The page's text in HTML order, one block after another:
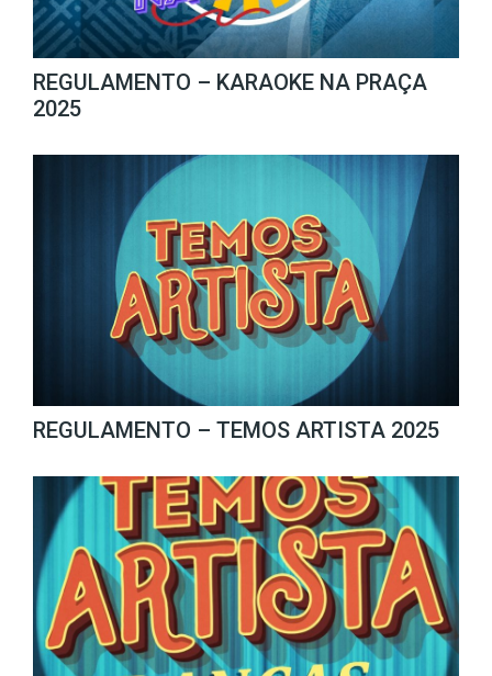
REGULAMENTO – KARAOKE NA PRAÇA
2025
REGULAMENTO – TEMOS ARTISTA 2025